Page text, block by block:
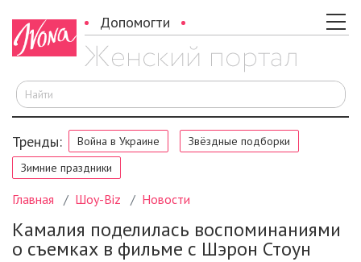
Допомогти
Тренды: Война в Украине
Звёздные подборки
Зимние праздники
Главная Шоу-Biz Новости
Камалия поделилась воспоминаниями
о съемках в фильме с Шэрон Стоун